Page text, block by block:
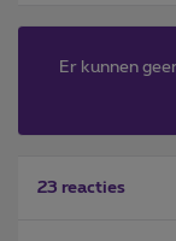
Er kunnen
23 reacties